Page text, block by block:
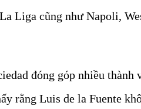
Liga cũng như Napoli,
đóng góp nhiều thành
rằng Luis de la Fuente